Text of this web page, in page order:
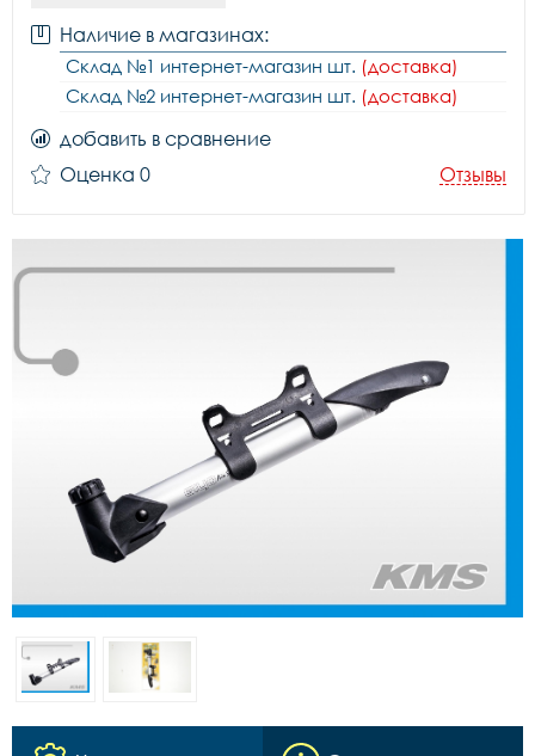
Наличие в магазинах:
Склад №1 интернет-магазин шт. (доставка)
Склад №2 интернет-магазин шт. (доставка)
добавить в сравнение
Оценка 0
Отзывы